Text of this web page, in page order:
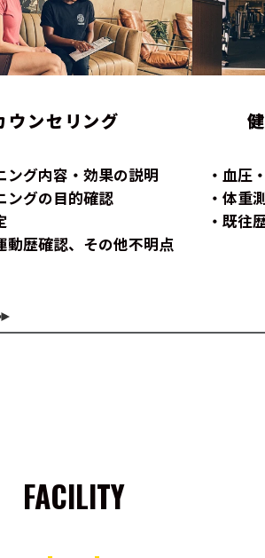
ウンセリング
ング内容・効果の説明
ングの目的確認
動歴確認、その他不明点
血圧
体重
既往
FACILITY